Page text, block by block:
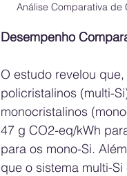
Análise Comparativa de
Desempenho
O estudo revelou
policristalinos (multi-
monocristalinos
47 g CO2-eq/kWh
para os mono-Si.
que o sistema multi-